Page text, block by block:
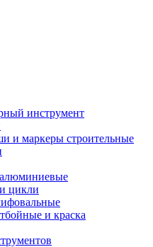
инструмент
и маркеры строительные
цикли
и краска